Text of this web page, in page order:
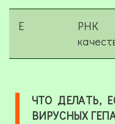
E
РНК
ЧТО ДЕЛАТЬ,
ВИРУСНЫХ